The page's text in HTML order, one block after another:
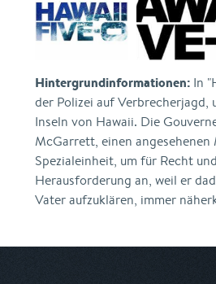
Hintergrundinformationen: In
der Polizei auf Verbrecherjagd,
Inseln von Hawaii. Die
McGarrett, einen
Spezialeinheit, um für Recht
Herausforderung an, weil er
Vater aufzuklären, immer